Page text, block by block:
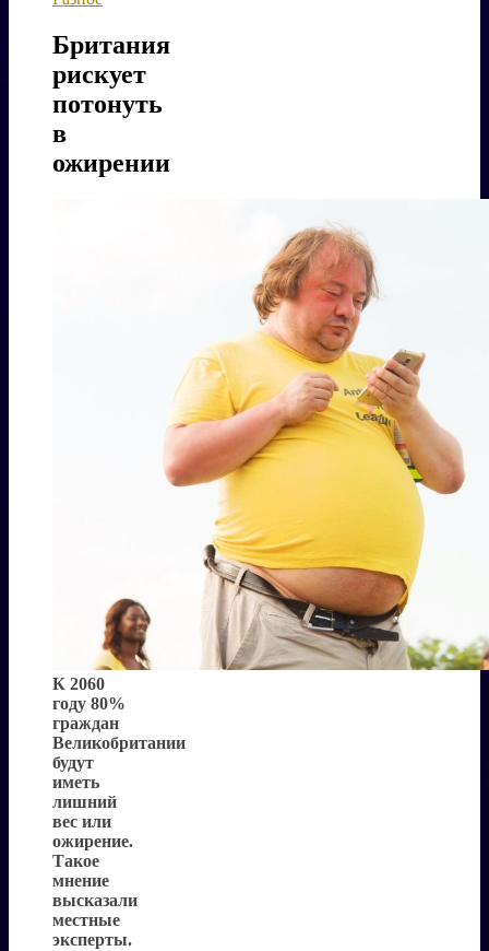
Британия
рискует
потонуть
в
ожирении
К 2060
году 80%
граждан
Великобритании
будут
иметь
лишний
вес или
ожирение.
Такое
мнение
высказали
местные
эксперты.